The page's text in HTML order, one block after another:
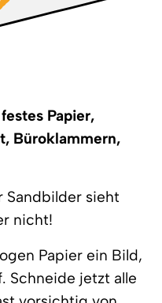
Papier,
Büroklammern,
Sandbilder sieht
nicht!
Papier ein Bild,
Schneide jetzt alle